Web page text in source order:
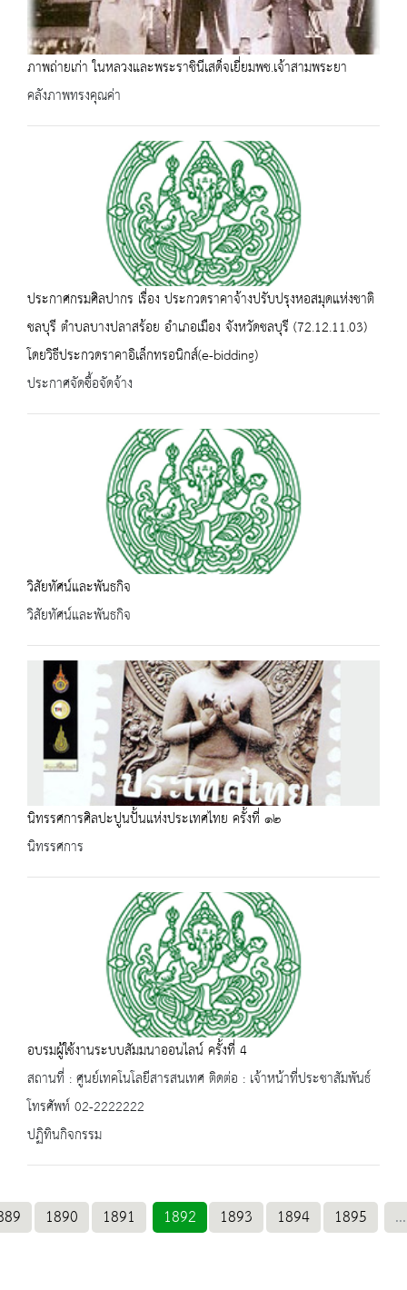
ภาพถ่ายเก่า ในหลวงและพระราชินีเสด็จเยี่ยมพช.เจ้าสามพระยา
คลังภาพทรงคุณค่า
ประกาศกรมศิลปากร เรื่อง ประกวดราคาจ้างปรับปรุงหอสมุดแห่งชาติ
ชลบุรี ตำบลบางปลาสร้อย อำเภอเมือง จังหวัดชลบุรี (72.12.11.03)
โดยวิธีประกวดราคาอิเล็กทรอนิกส์(e-bidding)
ประกาศจัดซื้อจัดจ้าง
วิสัยทัศน์และพันธกิจ
วิสัยทัศน์และพันธกิจ
นิทรรศการศิลปะปูนปั้นแห่งประเทศไทย ครั้งที่ ๑๒
นิทรรศการ
อบรมผู้ใช้งานระบบสัมมนาออนไลน์ ครั้งที่ 4
สถานที่ : ศูนย์เทคโนโลยีสารสนเทศ ติดต่อ : เจ้าหน้าที่ประชาสัมพันธ์
โทรศัพท์ 02-2222222
ปฏิทินกิจกรรม
1890 1891 1892 1893 1894 1895 ...